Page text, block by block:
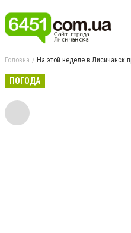
Головна На этой неделе в Лисичанск
ПОГОДА